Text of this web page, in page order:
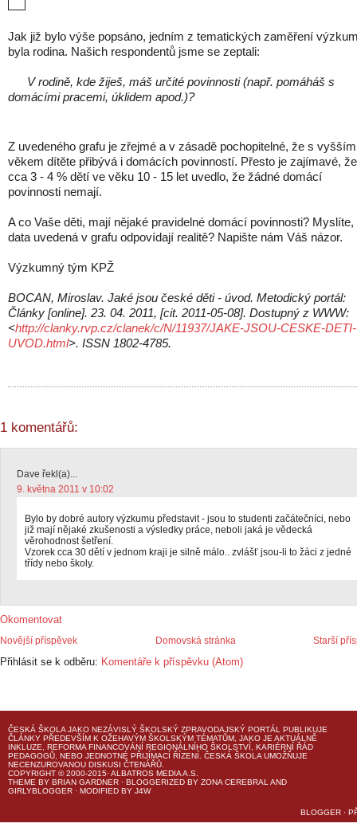
Jak již bylo výše popsáno, jedním z tematických zaměření
byla rodina. Našich respondentů jsme se zeptali:
V rodině, kde žiješ, máš určité povinnosti (např. pomáháš s
domácími pracemi, úklidem apod.)?
Z uvedeného grafu je zřejmé a v zásadě pochopitelné, že s vyšším
věkem dítěte přibývá i domácích povinností. Přesto je zajímavé, že
cca 3 - 4 % dětí ve věku 10 - 15 let uvedlo, že žádné domácí
povinnosti nemají.
A co Vaše děti, mají nějaké pravidelné domácí povinnosti? Myslíte,
data uvedená v grafu odpovídají realitě? Napište nám Váš názor.
Výzkumný tým KPŽ
BOCAN, Miroslav. Jaké jsou české děti - úvod. Metodický portál:
Články [online]. 23. 04. 2011, [cit. 2011-05-08]. Dostupný z WWW:
<http://clanky.rvp.cz/clanek/c/N/11937/JAKE-JSOU-CESKE-
UVOD.html>. ISSN 1802-4785.
1 komentářů:
Dave řekl(a)...
9. května 2011 v 10:02
Bylo by dobré autory výzkumu představit - jsou to studenti začátečníci, nebo
již mají nějaké zkušenosti a výsledky práce, neboli jaká je vědecká
věrohodnost šetření.
Vzorek cca 30 dětí v jednom kraji je silně málo.. zvlášť jsou-li to žáci z jedné
třídy nebo školy.
Okomentovat
Novější příspěvek Starší
Domovská stránka
Přihlásit se k odběru: Komentáře k příspěvku (Atom)
ČESKÁ ŠKOLAJAKO NEZÁVISLÝ ŠKOLSKÝ ZPRAVODAJSKÝ PORTÁL PUBLIKUJE
ČLÁNKY PŘEDEVŠÍM K OŽEHAVÝM ŠKOLSKÝM TÉMATŮM, JAKO JE AKTUÁLNĚ
INKLUZE, REFORMA FINANCOVÁNÍ REGIONÁLNÍHO ŠKOLSTVÍ, KARIÉRNÍ ŘÁD
PEDAGOGŮ, NEBO JEDNOTNÉ PŘIJÍMACÍ ŘÍZENÍ. ČESKÁ ŠKOLAUMOŽŇUJE
NECENZUROVANOU DISKUSI ČTENÁŘŮ.
COPYRIGHT © 2000-2015· ALBATROS MEDIA A.S.
THEME BY BRIAN GARDNER · BLOGGERIZED BY ZONA CEREBRALAND
GIRLYBLOGGER · MODIFIED BY J4W
BLOGGER ·